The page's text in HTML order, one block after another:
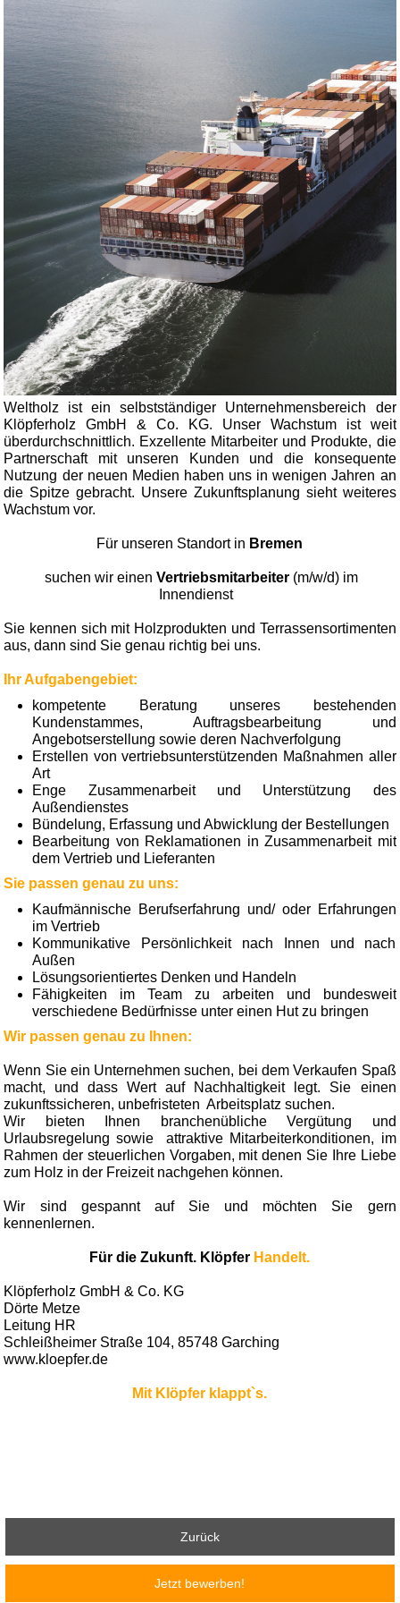
Weltholz ist ein selbstständiger Unternehmensbereich der
Klöpferholz GmbH & Co. KG. Unser Wachstum ist weit
überdurchschnittlich. Exzellente Mitarbeiter und Produkte, die
Partnerschaft mit unseren Kunden und die konsequente
Nutzung der neuen Medien haben uns in wenigen Jahren an
die Spitze gebracht. Unsere Zukunftsplanung sieht weiteres
Wachstum vor.
Für unseren Standort in Bremen
suchen wir einen Vertriebsmitarbeiter (m/w/d) im
Innendienst
Sie kennen sich mit Holzprodukten und Terrassensortimenten
aus, dann sind Sie genau richtig bei uns.
Ihr Aufgabengebiet:
kompetente Beratung unseres bestehenden
Kundenstammes, Auftragsbearbeitung und
Angebotserstellung sowie deren Nachverfolgung
Erstellen von vertriebsunterstützenden Maßnahmen aller
Art
Enge Zusammenarbeit und Unterstützung des
Außendienstes
Bündelung, Erfassung und Abwicklung der Bestellungen
Bearbeitung von Reklamationen in Zusammen­arbeit mit
dem Vertrieb und Lieferanten
Sie passen genau zu uns:
Kaufmännische Berufserfahrung und/ oder Erfahrungen
im Vertrieb
Kommunikative Persönlichkeit nach Innen und nach
Außen
Lösungsorientiertes Denken und Handeln
Fähigkeiten im Team zu arbeiten und bundesweit
verschiedene Bedürfnisse unter einen Hut zu bringen
Wir passen genau zu Ihnen:
Wenn Sie ein Unternehmen suchen, bei dem Verkaufen Spaß
macht, und dass Wert auf Nachhaltigkeit legt. Sie einen
zukunftssicheren, unbefristeten Arbeitsplatz suchen.
Wir bieten Ihnen branchenübliche Vergütung und
Urlaubsregelung sowie attraktive Mitarbeiterkonditionen, im
Rahmen der steuerlichen Vorgaben, mit denen Sie Ihre Liebe
zum Holz in der Freizeit nachgehen können.
Wir sind gespannt auf Sie und möchten Sie gern
kennenlernen.
Für die Zukunft. Klöpfer Handelt.
Klöpferholz GmbH & Co. KG
Dörte Metze
Leitung HR
Schleißheimer Straße 104, 85748 Garching
www.kloepfer.de
Mit Klöpfer klappt`s.
Zurück
Jetzt bewerben!